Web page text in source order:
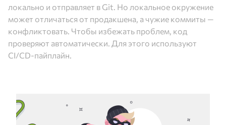
локально и отправляет в Git. Но локальное окружение
может отличаться от продакшена, а чужие коммиты —
конфликтовать. Чтобы избежать проблем, код
проверяют автоматически. Для этого используют
CI/CD-пайплайн.